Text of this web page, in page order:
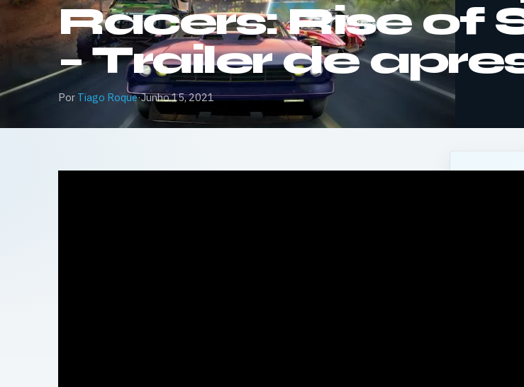
Racers: Rise of
– Trailer de
Por Tiago Roque·Junho 15, 2021